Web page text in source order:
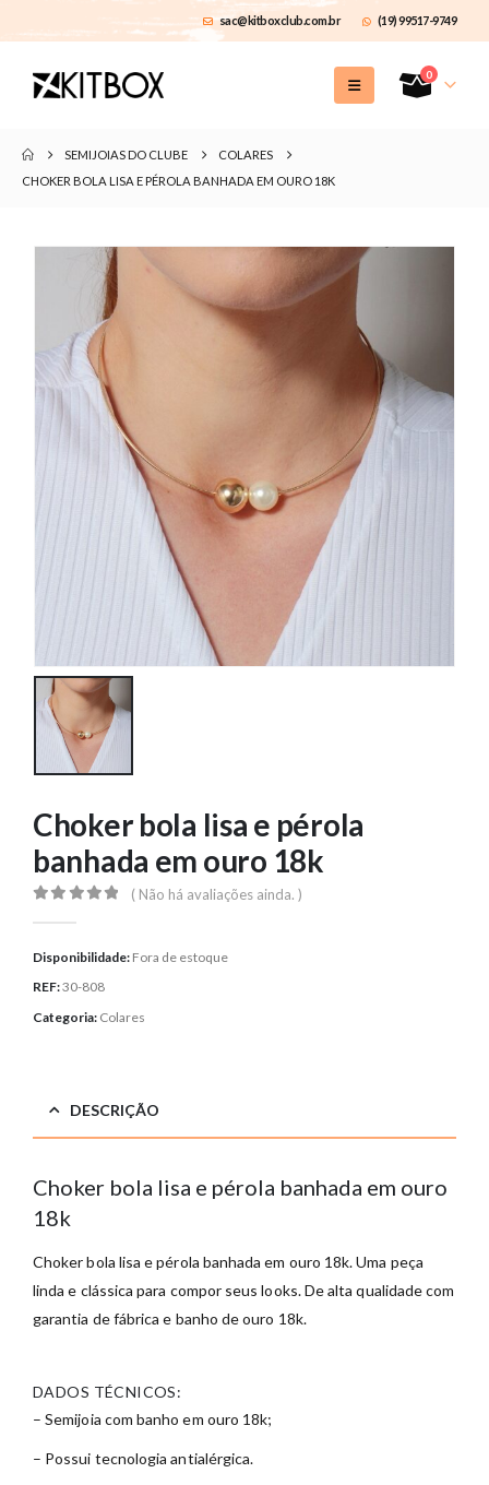
sac@kitboxclub.com.br (19) 99517-9749
0
SEMIJOIAS DO CLUBE
COLARES
CHOKER BOLA LISA E PÉROLA BANHADA EM OURO 18K
Choker bola lisa e pérola
banhada em ouro 18k
( Não há avaliações ainda. )
Disponibilidade: Fora de estoque
REF:30-808
Categoria: Colares
DESCRIÇÃO
Choker bola lisa e pérola banhada em ouro
18k
Choker bola lisa e pérola banhada em ouro 18k. Uma peça
linda e clássica para compor seus looks. De alta qualidade com
garantia de fábrica e banho de ouro 18k.
DADOS TÉCNICOS:
– Semijoia com banho em ouro 18k;
– Possui tecnologia antialérgica.